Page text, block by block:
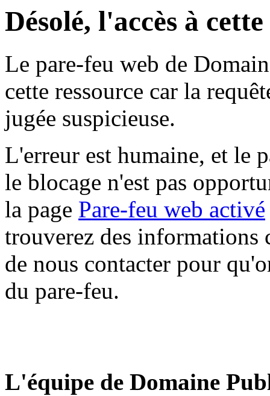
Désolé, l'accès à
Le pare-feu web de
cette ressource car la
jugée suspicieuse.
L'erreur est humaine, et le
le blocage n'est pas
la page Pare-feu web activé
trouverez des informations
de nous contacter pour
du pare-feu.
L'équipe de Domaine